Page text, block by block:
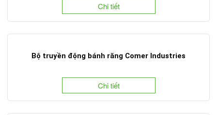
Chi tiết
Bộ truyền động bánh răng Comer Industries
Chi tiết